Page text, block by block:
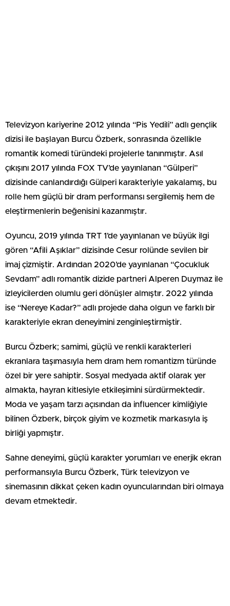
Televizyon kariyerine 2012 yılında “Pis Yedili” adlı gençlik
dizisi ile başlayan Burcu Özberk, sonrasında özellikle
romantik komedi türündeki projelerle tanınmıştır. Asıl
çıkışını 2017 yılında FOX TV’de yayınlanan “Gülperi”
dizisinde canlandırdığı Gülperi karakteriyle yakalamış, bu
rolle hem güçlü bir dram performansı sergilemiş hem de
eleştirmenlerin beğenisini kazanmıştır.
Oyuncu, 2019 yılında TRT 1’de yayınlanan ve büyük ilgi
gören “Afili Aşıklar” dizisinde Cesur rolünde sevilen bir
imaj çizmiştir. Ardından 2020’de yayınlanan “Çocukluk
Sevdam” adlı romantik dizide partneri Alperen Duymaz ile
izleyicilerden olumlu geri dönüşler almıştır. 2022 yılında
ise “Nereye Kadar?” adlı projede daha olgun ve farklı bir
karakteriyle ekran deneyimini zenginleştirmiştir.
Burcu Özberk; samimi, güçlü ve renkli karakterleri
ekranlara taşımasıyla hem dram hem romantizm türünde
özel bir yere sahiptir. Sosyal medyada aktif olarak yer
almakta, hayran kitlesiyle etkileşimini sürdürmektedir.
Moda ve yaşam tarzı açısından da influencer kimliğiyle
bilinen Özberk, birçok giyim ve kozmetik markasıyla iş
birliği yapmıştır.
Sahne deneyimi, güçlü karakter yorumları ve enerjik ekran
performansıyla Burcu Özberk, Türk televizyon ve
sinemasının dikkat çeken kadın oyuncularından biri olmaya
devam etmektedir.